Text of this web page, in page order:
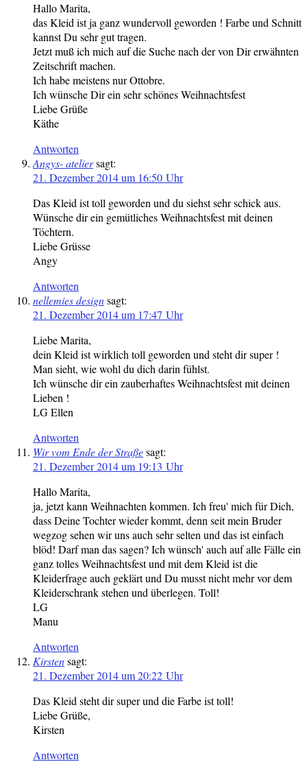
Hallo Marita,
das Kleid ist ja ganz wundervoll geworden ! Farbe und Schnitt
kannst Du sehr gut tragen.
Jetzt muß ich mich auf die Suche nach der von Dir erwähnten
Zeitschrift machen.
Ich habe meistens nur Ottobre.
Ich wünsche Dir ein sehr schönes Weihnachtsfest
Liebe Grüße
Käthe
Antworten
Angys- ateliersagt:
21. Dezember 2014 um 16:50 Uhr
Das Kleid ist toll geworden und du siehst sehr schick aus.
Wünsche dir ein gemütliches Weihnachtsfest mit deinen
Töchtern.
Liebe Grüsse
Angy
Antworten
nellemies designsagt:
21. Dezember 2014 um 17:47 Uhr
Liebe Marita,
dein Kleid ist wirklich toll geworden und steht dir super !
Man sieht, wie wohl du dich darin fühlst.
Ich wünsche dir ein zauberhaftes Weihnachtsfest mit deinen
Lieben !
LG Ellen
Antworten
Wir vom Ende der Straßesagt:
21. Dezember 2014 um 19:13 Uhr
Hallo Marita,
ja, jetzt kann Weihnachten kommen. Ich freu' mich für Dich,
dass Deine Tochter wieder kommt, denn seit mein Bruder
wegzog sehen wir uns auch sehr selten und das ist einfach
blöd! Darf man das sagen? Ich wünsch' auch auf alle Fälle ein
ganz tolles Weihnachtsfest und mit dem Kleid ist die
Kleiderfrage auch geklärt und Du musst nicht mehr vor dem
Kleiderschrank stehen und überlegen. Toll!
LG
Manu
Antworten
Kirstensagt:
21. Dezember 2014 um 20:22 Uhr
Das Kleid steht dir super und die Farbe ist toll!
Liebe Grüße,
Kirsten
Antworten